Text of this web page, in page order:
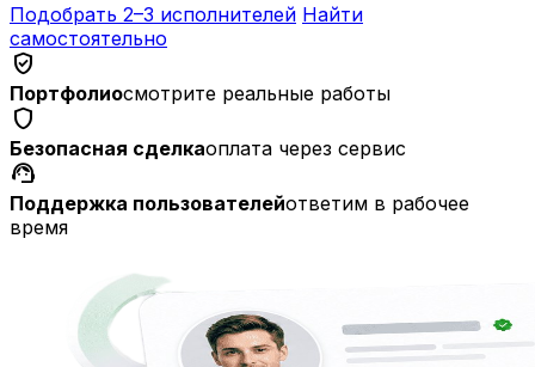
Подобрать 2–3 исполнителей Найти
самостоятельно
verified_user
Портфолиосмотрите реальные работы
shield
Безопасная сделкаоплата через сервис
support_agent
Поддержка пользователейответим в рабочее
время